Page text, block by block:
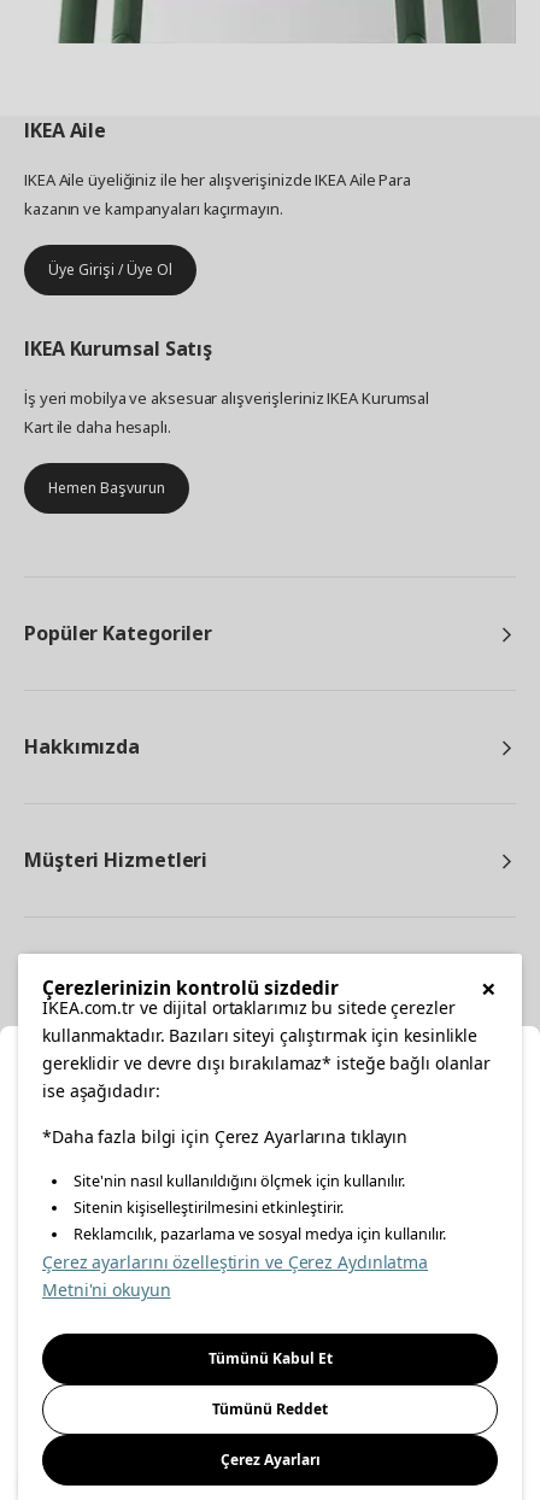
IKEAAile
IKEA Aile üyeliğiniz ile her alışverişinizde IKEA Aile Para
kazanın ve kampanyaları kaçırmayın.
Üye Girişi / Üye Ol
IKEA Kurumsal Satış
İş yeri mobilya ve aksesuar alışverişleriniz IKEA Kurumsal
Kart ile daha hesaplı.
Hemen Başvurun
Popüler Kategoriler
Hakkımızda
Müşteri Hizmetleri
facebooktwitterinstagrampinterestyoutube
linkedin
Enerji Politikası Bilgi Güvenliği Politikası
Gıda Güvenliği Politikası
Önemli Bilgilendirme İnternet Sitesi Gizlilik Politikası
Kişisel Verilerin Korunması
© Inter IKEA Systems B.V 1999-
Konumunuzu Seçin
İnternetten vereceğiniz siparişlerinizde size özel hizmet ve
içerikleri görebilmek için lütfen konumuzu seçin.
İl seçiniz
Seçiniz
Kaydet
×
Çerezlerinizin kontrolü sizdedir
IKEA.com.tr ve dijital ortaklarımız bu sitede çerezler
kullanmaktadır. Bazıları siteyi çalıştırmak için kesinlikle
gereklidir ve devre dışı bırakılamaz* isteğe bağlı olanlar
ise aşağıdadır:
*Daha fazla bilgi için Çerez Ayarlarına tıklayın
Site'nin nasıl kullanıldığını ölçmek için kullanılır.
Sitenin kişiselleştirilmesini etkinleştirir.
Reklamcılık, pazarlama ve sosyal medya için kullanılır.
Çerez ayarlarını özelleştirin ve Çerez Aydınlatma
Metni'ni okuyun
Tümünü Kabul Et
Tümünü Reddet
Çerez Ayarları